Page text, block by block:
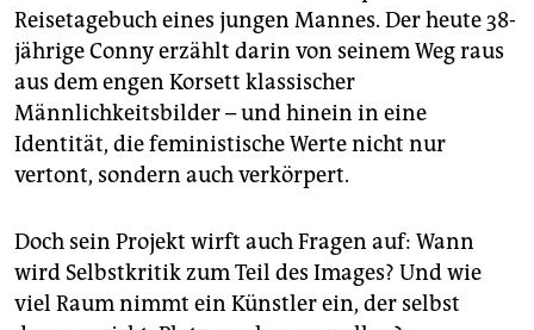
Reisetagebuch eines jungen Mannes. Der heute 38-
jährige Conny erzählt darin von seinem Weg raus
aus dem engen Korsett klassischer
Männlichkeitsbilder – und hinein in eine
Identität, die feministische Werte nicht nur
vertont, sondern auch verkörpert.
Doch sein Projekt wirft auch Fragen auf: Wann
wird Selbstkritik zum Teil des Images? Und wie
viel Raum nimmt ein Künstler ein, der selbst